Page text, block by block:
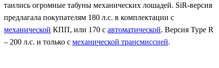
таились огромные табуны механических лошадей. SiR-версия
предлагала покупателям 180 л.с. в комплектации с
механической КПП, или 170 с автоматической. Версия Type R
– 200 л.с. и только с механической трансмиссией.